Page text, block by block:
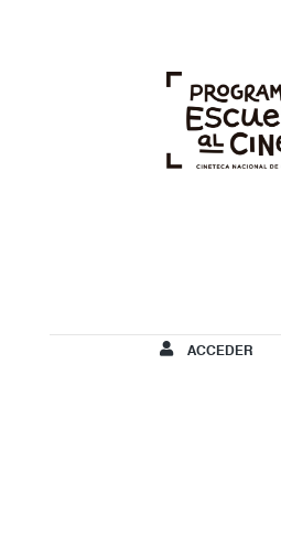
ACCEDER